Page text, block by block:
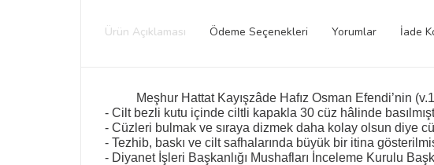
Ürün Açıklaması Ödeme Seçenekleri Yorumlar İade
Meşhur Hattat Kayışzâde Hafız Osman Efendi’nin
- Cilt bezli kutu içinde ciltli kapakla 30 cüz hâlinde
- Cüzleri bulmak ve sıraya dizmek daha kolay olsun diye
- Tezhib, baskı ve cilt safhalarında büyük bir itina
- Diyanet İşleri Başkanlığı Mushafları İnceleme Kurulu